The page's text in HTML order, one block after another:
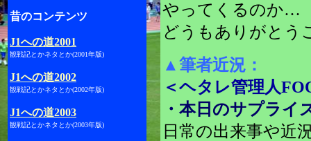
昔のコンテンツ
J1への道2001
観戦記とかネタとか(2001年版)
J1への道2002
観戦記とかネタとか(2002年版)
J1への道2003
観戦記とかネタとか(2003年版)
やってくるのか…
どうもありがとう
▲ 筆者近況：
＜ヘタレ管理人
・本日のサプライ
日常の出来事や近